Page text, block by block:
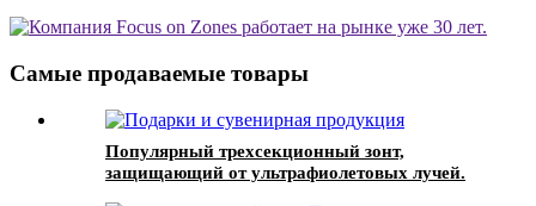
прозрачные купольные детские
зонты с мультяшными
персонажами
Самые продаваемые товары
Популярный трехсекционный зонт,
защищающий от ультрафиолетовых лучей.